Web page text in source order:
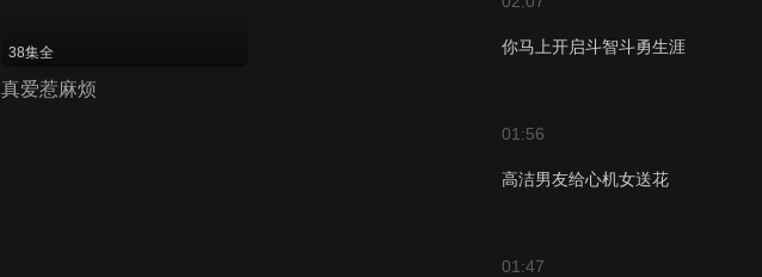
你马上开启斗智斗勇生涯
01:56
高洁男友给心机女送花
01:47
38集全
真爱惹麻烦